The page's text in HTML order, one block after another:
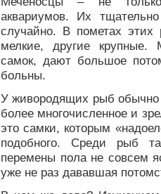
аквариумов. Их
случайно. В пометах
мелкие, другие крупные.
самок, дают большое
больны.
У живородящих рыб обычно
более многочисленное и
это самки, которым
подобного. Среди рыб
перемены пола не совсем
уже не раз дававшая